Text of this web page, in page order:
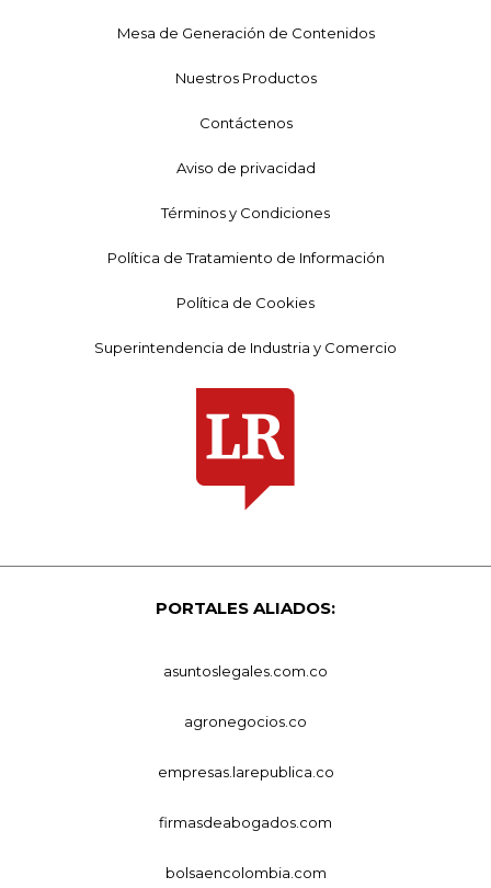
Mesa de Generación de Contenidos
Nuestros Productos
Contáctenos
Aviso de privacidad
Términos y Condiciones
Política de Tratamiento de Información
Política de Cookies
Superintendencia de Industria y Comercio
PORTALES ALIADOS:
asuntoslegales.com.co
agronegocios.co
empresas.larepublica.co
firmasdeabogados.com
bolsaencolombia.com